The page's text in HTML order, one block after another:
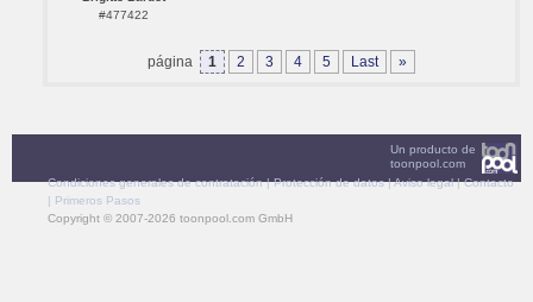
#477422
página 1 2 3 4 5 Last »
Un producto de
toonpool.com
Condiciones generales de contratación|Protección de datos|Aviso legal|Contacto
| Primeros Pasos
Copyright © 2007-2026 toonpool.com GmbH